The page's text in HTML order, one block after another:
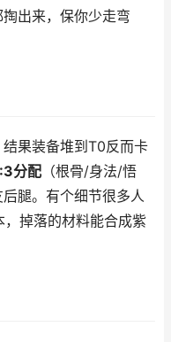
出来，保你少走弯
果装备堆到T0反而卡
分配 （根骨/身法/悟
腿。有个细节很多人
，掉落的材料能合成紫